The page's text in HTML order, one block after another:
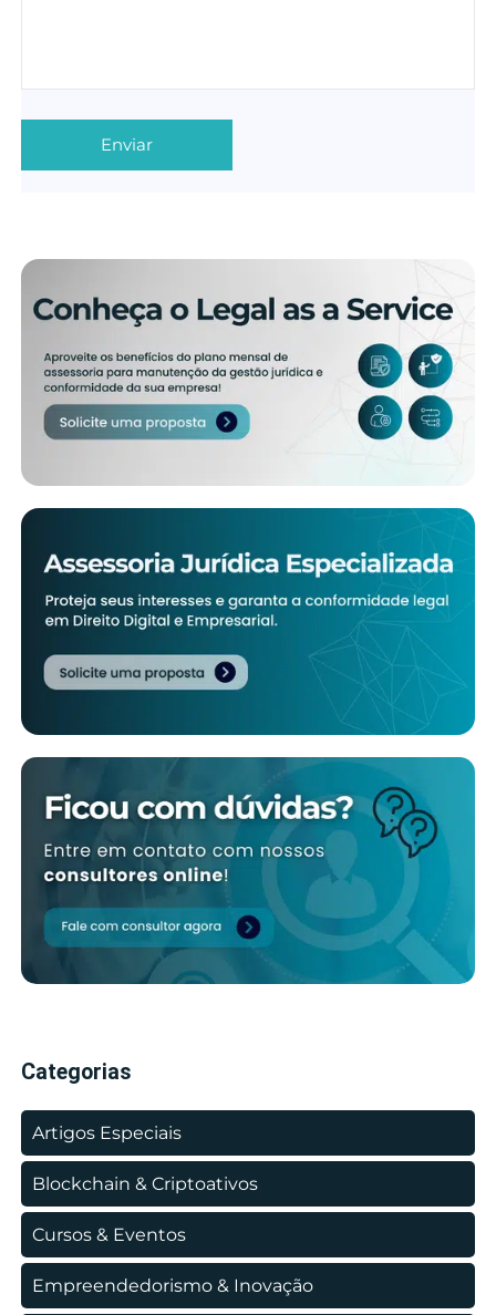
Categorias
Artigos Especiais
Blockchain & Criptoativos
Cursos & Eventos
Empreendedorismo & Inovação